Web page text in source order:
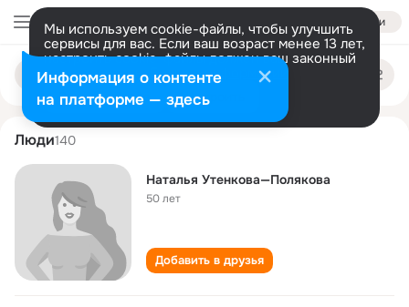
Войти
Мы используем cookie-файлы, чтобы улучшить
сервисы для вас. Если ваш возраст менее 13 лет,
настроить cookie-файлы должен ваш законный
представитель. Больше информации
Разрешить все Настроить
Поиск
людям
natalya utenkova
Люди140
Наталья Утенкова—Полякова
50 лет
Добавить в друзья
Информация о контенте
на платформе — здесь